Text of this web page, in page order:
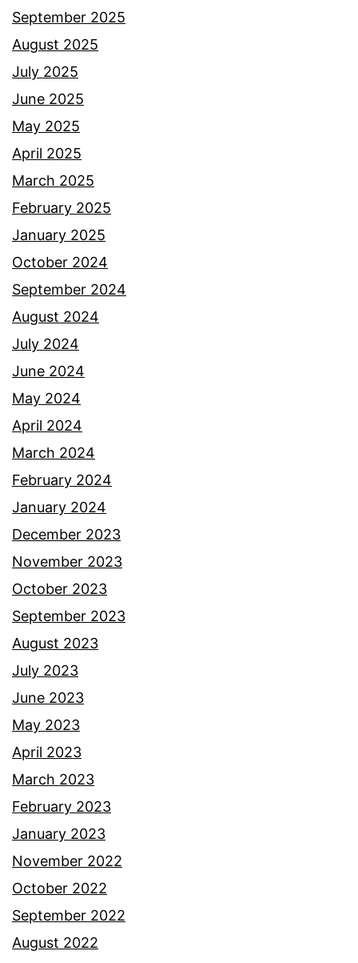
September 2025
August 2025
July 2025
June 2025
May 2025
April 2025
March 2025
February 2025
January 2025
October 2024
September 2024
August 2024
July 2024
June 2024
May 2024
April 2024
March 2024
February 2024
January 2024
December 2023
November 2023
October 2023
September 2023
August 2023
July 2023
June 2023
May 2023
April 2023
March 2023
February 2023
January 2023
November 2022
October 2022
September 2022
August 2022